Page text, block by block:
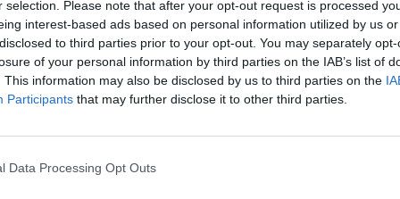
selection. Please note that after your opt-out request is processed
interest-based ads based on personal information utilized by us
to third parties prior to your opt-out. You may separately
of your personal information by third parties on the IAB’s list of
This information may also be disclosed by us to third parties on the
Participants that may further disclose it to other third parties.
Data Processing Opt Outs
Visi įrašai
00:05:25
akimirką prieš mirtį: „Tai buvo simbolinis